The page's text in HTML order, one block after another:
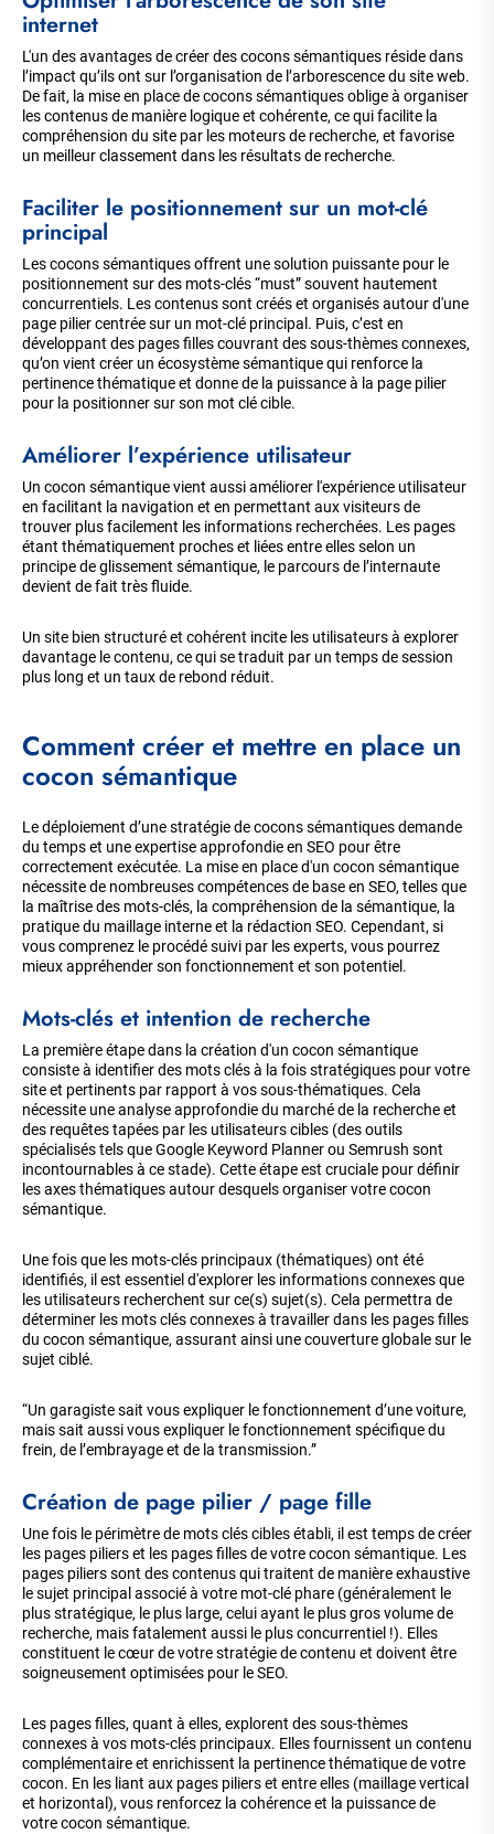
internet
L'un des avantages de créer des cocons sémantiques réside dans
l’impact qu’ils ont sur l’organisation de l’arborescence du site web.
De fait, la mise en place de cocons sémantiques oblige à organiser
les contenus de manière logique et cohérente, ce qui facilite la
compréhension du site par les moteurs de recherche, et favorise
un meilleur classement dans les résultats de recherche.
Faciliter le positionnement sur un mot-clé
principal
Les cocons sémantiques offrent une solution puissante pour le
positionnement sur des mots-clés “must” souvent hautement
concurrentiels. Les contenus sont créés et organisés autour d'une
page pilier centrée sur un mot-clé principal. Puis, c’est en
développant des pages filles couvrant des sous-thèmes connexes,
qu’on vient créer un écosystème sémantique qui renforce la
pertinence thématique et donne de la puissance à la page pilier
pour la positionner sur son mot clé cible.
Améliorer l’expérience utilisateur
Un cocon sémantique vient aussi améliorer l'expérience utilisateur
en facilitant la navigation et en permettant aux visiteurs de
trouver plus facilement les informations recherchées. Les pages
étant thématiquement proches et liées entre elles selon un
principe de glissement sémantique, le parcours de l’internaute
devient de fait très fluide.
Un site bien structuré et cohérent incite les utilisateurs à explorer
davantage le contenu, ce qui se traduit par un temps de session
plus long et un taux de rebond réduit.
Comment créer et mettre en place un
cocon sémantique
Le déploiement d’une stratégie de cocons sémantiques demande
du temps et une expertise approfondie en SEO pour être
correctement exécutée. La mise en place d'un cocon sémantique
nécessite de nombreuses compétences de base en SEO, telles que
la maîtrise des mots-clés, la compréhension de la sémantique, la
pratique du maillage interne et la rédaction SEO. Cependant, si
vous comprenez le procédé suivi par les experts, vous pourrez
mieux appréhender son fonctionnement et son potentiel.
Mots-clés et intention de recherche
La première étape dans la création d'un cocon sémantique
consiste à identifier des mots clés à la fois stratégiques pour votre
site et pertinents par rapport à vos sous-thématiques. Cela
nécessite une analyse approfondie du marché de la recherche et
des requêtes tapées par les utilisateurs cibles (des outils
spécialisés tels que Google Keyword Planner ou Semrush sont
incontournables à ce stade). Cette étape est cruciale pour définir
les axes thématiques autour desquels organiser votre cocon
sémantique.
Une fois que les mots-clés principaux (thématiques) ont été
identifiés, il est essentiel d'explorer les informations connexes que
les utilisateurs recherchent sur ce(s) sujet(s). Cela permettra de
déterminer les mots clés connexes à travailler dans les pages filles
du cocon sémantique, assurant ainsi une couverture globale sur le
sujet ciblé.
“Un garagiste sait vous expliquer le fonctionnement d’une voiture,
mais sait aussi vous expliquer le fonctionnement spécifique du
frein, de l’embrayage et de la transmission.”
Création de page pilier / page fille
Une fois le périmètre de mots clés cibles établi, il est temps de créer
les pages piliers et les pages filles de votre cocon sémantique. Les
pages piliers sont des contenus qui traitent de manière exhaustive
le sujet principal associé à votre mot-clé phare (généralement le
plus stratégique, le plus large, celui ayant le plus gros volume de
recherche, mais fatalement aussi le plus concurrentiel !). Elles
constituent le cœur de votre stratégie de contenu et doivent être
soigneusement optimisées pour le SEO.
Les pages filles, quant à elles, explorent des sous-thèmes
connexes à vos mots-clés principaux. Elles fournissent un contenu
complémentaire et enrichissent la pertinence thématique de votre
cocon. En les liant aux pages piliers et entre elles (maillage vertical
et horizontal), vous renforcez la cohérence et la puissance de
votre cocon sémantique.